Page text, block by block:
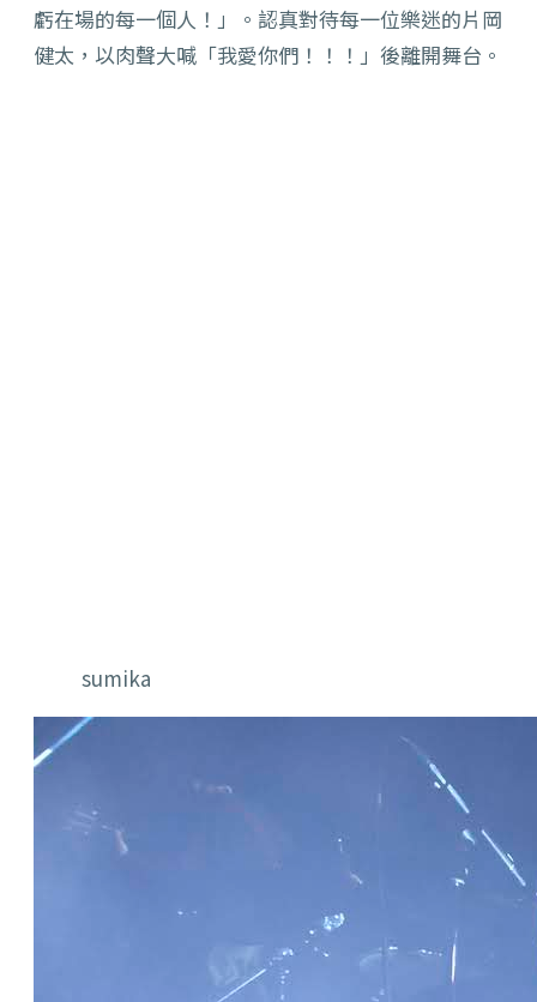
虧在場的每一個人！」。認真對待每一位樂迷的片岡
健太，以肉聲大喊「我愛你們！！！」後離開舞台。
sumika